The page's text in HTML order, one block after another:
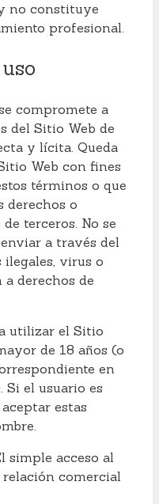
no constituye
profesional.
compromete a
del Sitio Web de
y lícita. Queda
Web con fines
términos o que
derechos o
terceros. No se
a través del
virus o
a derechos de
utilizar el Sitio
de 18 años (o
en
Si el usuario es
estas
simple acceso al
comercial